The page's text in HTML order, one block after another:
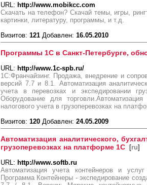
URL: http://www.mobikcc.com
Скачать на телефон? Скачай темы, игры,
картинки, литературу, программы, и т.д.
Визитов: 121 Добавлен: 16.05.2010
Программы 1С в Санкт-Петербурге,
URL: http://www.1c-spb.ru/
1С:Франчайзинг. Продажа, внедрение и
версий 7.7 и 8.1. Автоматизация
учета в перевозках и экспедировании
Оборудование для торговли.Автоматизация
налогового учета в грузоперевозках на
Визитов: 120 Добавлен: 24.05.2009
Автоматизация аналитического,
грузоперевозках на платформе 1С [ru]
URL: http://www.softb.ru
Автоматизация учета контейнеров и
Программа Контейнеры - экспедирование